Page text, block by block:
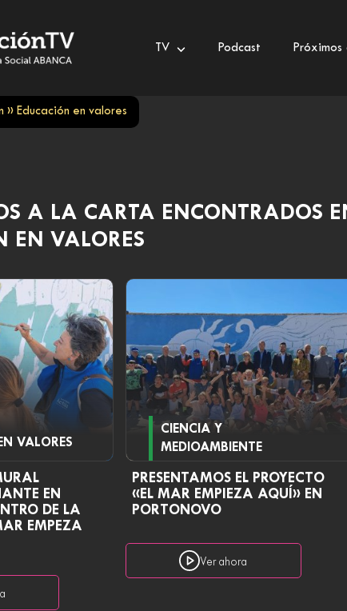
TV Podcast
» Educación en valores
A LA CARTA ENCONTRADOS
EN VALORES
VALORES
EN
DE LA
EMPEZA
CIENCIA Y
MEDIOAMBIENTE
PRESENTAMOS EL PROYECTO
«EL MAR EMPIEZA AQUÍ» EN
PORTONOVO
Ver ahora